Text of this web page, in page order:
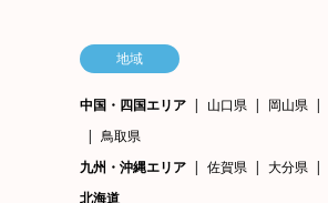
地域
中国・四国エリア 山口県 岡山県
鳥取県
九州・沖縄エリア
佐賀県 大分県
北海道